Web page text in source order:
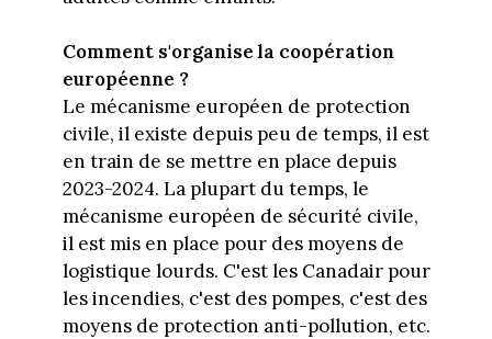
Comment s'organise la coopération
européenne ?
Le mécanisme européen de protection
civile, il existe depuis peu de temps, il est
en train de se mettre en place depuis
2023-2024. La plupart du temps, le
mécanisme européen de sécurité civile,
il est mis en place pour des moyens de
logistique lourds. C'est les Canadair pour
les incendies, c'est des pompes, c'est des
moyens de protection anti-pollution, etc.